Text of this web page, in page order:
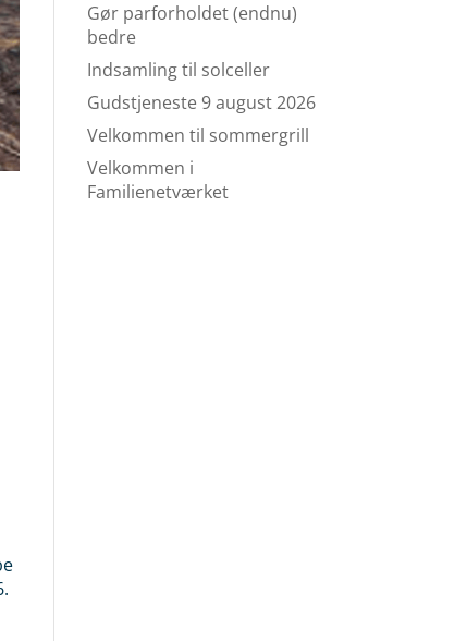
Gør parforholdet (endnu)
bedre
Indsamling til solceller
Gudstjeneste 9 august 2026
Velkommen til sommergrill
Velkommen i
Familienetværket